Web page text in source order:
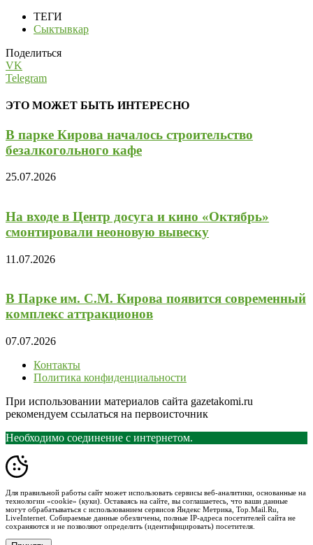
ТЕГИ
Сыктывкар
Поделиться
VK
Telegram
ЭТО МОЖЕТ БЫТЬ ИНТЕРЕСНО
В парке Кирова началось строительство
безалкогольного кафе
25.07.2026
На входе в Центр досуга и кино «Октябрь»
смонтировали неоновую вывеску
11.07.2026
В Парке им. С.М. Кирова появится современный
комплекс аттракционов
07.07.2026
Контакты
Политика конфиденциальности
При использовании материалов сайта gazetakomi.ru
рекомендуем ссылаться на первоисточник
Необходимо соединение с интернетом.
Для правильной работы сайт может использовать сервисы веб-аналитики, основанные на
технологии «cookie» (куки). Оставаясь на сайте, вы соглашаетесь, что ваши данные
могут обрабатываться с использованием сервисов Яндекс Метрика, Top.Mail.Ru,
LiveInternet. Собираемые данные обезличены, полные IP-адреса посетителей сайта не
сохраняются и не позволяют определить (идентифицировать) посетителя.